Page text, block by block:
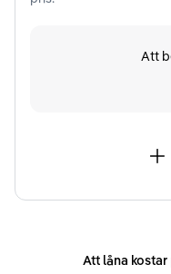
Att
Att låna kostar